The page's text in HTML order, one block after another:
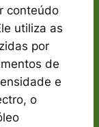
conteúdo
utiliza as
por
de
e
o